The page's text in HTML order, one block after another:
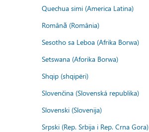
Quechua simi (America Latina)
Română (România)
Sesotho sa Leboa (Afrika Borwa)
Setswana (Aforika Borwa)
Shqip (shqipëri)
Slovenčina (Slovenská republika)
Slovenski (Slovenija)
Srpski (Rep. Srbija i Rep. Crna Gora)